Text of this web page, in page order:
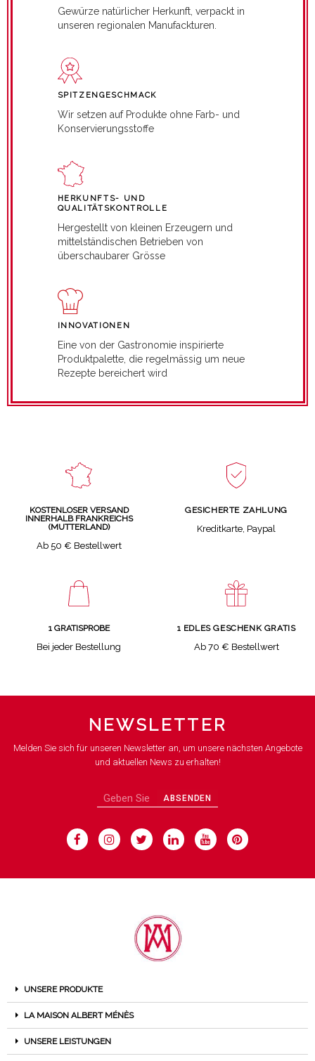
Gewürze natürlicher Herkunft, verpackt in
unseren regionalen Manufackturen.
SPITZENGESCHMACK
Wir setzen auf Produkte ohne Farb- und
Konservierungsstoffe
HERKUNFTS- UND
QUALITÄTSKONTROLLE
Hergestellt von kleinen Erzeugern und
mittelständischen Betrieben von
überschaubarer Grösse
INNOVATIONEN
Eine von der Gastronomie inspirierte
Produktpalette, die regelmässig um neue
Rezepte bereichert wird
KOSTENLOSER VERSAND
INNERHALB FRANKREICHS
(MUTTERLAND)
Ab 50 € Bestellwert
GESICHERTE ZAHLUNG
Kreditkarte, Paypal
1 GRATISPROBE
Bei jeder Bestellung
1 EDLES GESCHENK GRATIS
Ab 70 € Bestellwert
NEWSLETTER
Melden Sie sich für unseren Newsletter an, um unsere nächsten Angebote
und aktuellen News zu erhalten!
ABSENDEN
UNSERE PRODUKTE
LA MAISON ALBERT MÉNÈS
UNSERE LEISTUNGEN